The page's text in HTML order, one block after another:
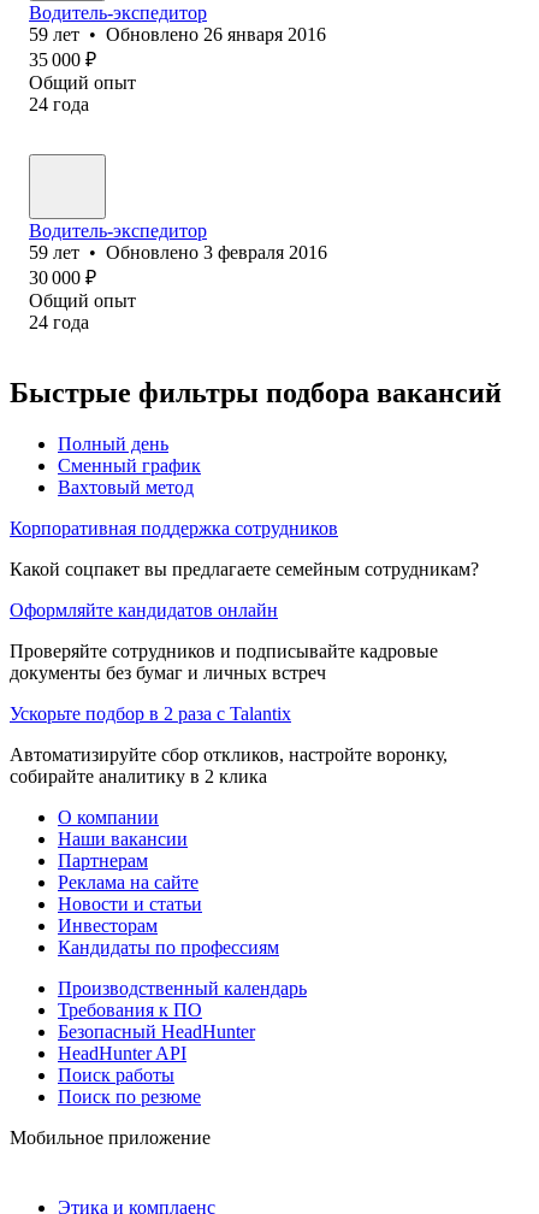
Водитель-экспедитор
59 лет • Обновлено 26 января 2016
35 000 ₽
Общий опыт
24 года
Водитель-экспедитор
59 лет • Обновлено 3 февраля 2016
30 000 ₽
Общий опыт
24 года
Быстрые фильтры подбора вакансий
Полный день
Сменный график
Вахтовый метод
Корпоративная поддержка сотрудников
Какой соцпакет вы предлагаете семейным сотрудникам?
Оформляйте кандидатов онлайн
Проверяйте сотрудников и подписывайте кадровые
документы без бумаг и личных встреч
Ускорьте подбор в 2 раза с Talantix
Автоматизируйте сбор откликов, настройте воронку,
собирайте аналитику в 2 клика
О компании
Наши вакансии
Партнерам
Реклама на сайте
Новости и статьи
Инвесторам
Кандидаты по профессиям
Производственный календарь
Требования к ПО
Безопасный HeadHunter
HeadHunter API
Поиск работы
Поиск по резюме
Мобильное приложение
Этика и комплаенс